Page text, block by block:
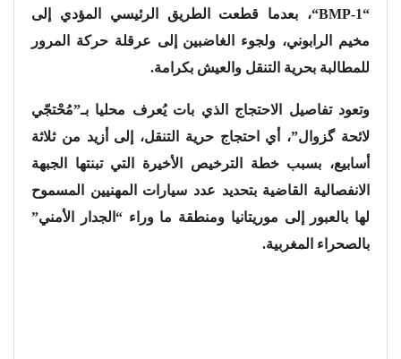
“
BMP-1“، بعدما قطعت الطريق الرئيسي المؤدي إلى
مخيم الرابوني، ولجوء الغاضبين إلى عرقلة حركة المرور
للمطالبة بحرية التنقل والعيش بكرامة.
وتعود تفاصيل الاحتجاج الذي بات يُعرف محليا بـ”مُحْتجّي
لائحة گزوال”، أي احتجاج حرية التنقل، إلى أزيد من ثلاثة
أسابيع، بسبب خطة الترخيص الأخيرة التي تبنتها الجبهة
الانفصالية القاضية بتحديد عدد سيارات المهنيين المسموح
لها بالعبور إلى موريتانيا ومنطقة ما وراء “الجدار الأمني”
بالصحراء المغربية.